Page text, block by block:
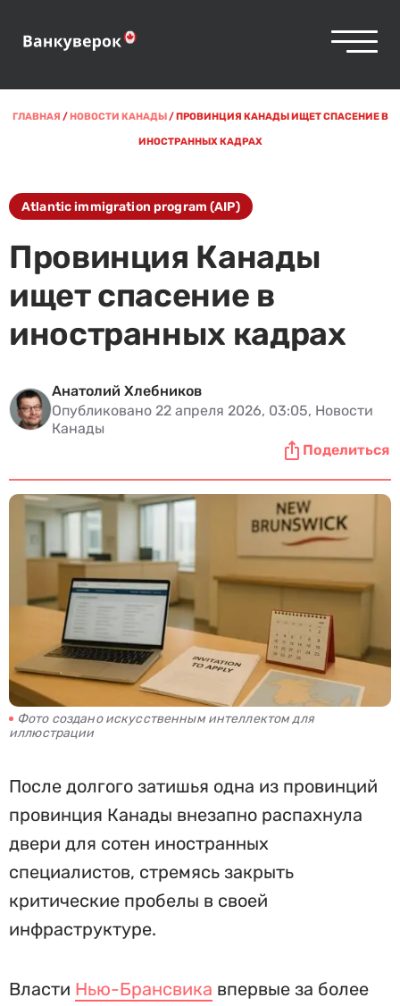
ГЛАВНАЯ /НОВОСТИ КАНАДЫ/ПРОВИНЦИЯ КАНАДЫ ИЩЕТ СПАСЕНИЕ В
ИНОСТРАННЫХ КАДРАХ
Atlantic immigration program (AIP)
Провинция Канады
ищет спасение в
иностранных кадрах
Анатолий Хлебников
Опубликовано 22 апреля 2026, 03:05, Новости
Канады
Поделиться
Фото создано искусственным интеллектом для
иллюстрации
После долгого затишья одна из провинций
провинция Канады внезапно распахнула
двери для сотен иностранных
специалистов, стремясь закрыть
критические пробелы в своей
инфраструктуре.
Власти Нью-Брансвика впервые за более